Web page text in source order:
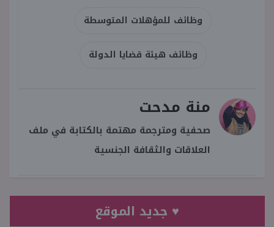
وظائف للمؤهلات المتوسطة
وظائف هيئة قضايا الدولة
منة مدحت
صحفية ومترجمة مهتمة بالكتابة في ملف
العلاقات والثقافة الجنسية
♥ جديد الموقع